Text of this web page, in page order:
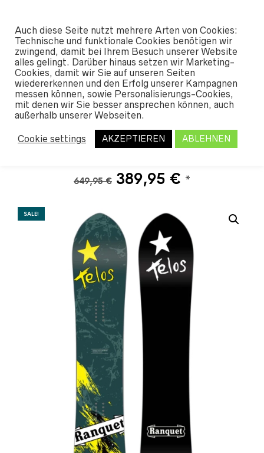
START/ SHOP/SNOWBOARDS/SNO
WBOARDS MEN/ TELOS RANQUET MY
STORY 2023
Telos Ranquet My Story
2023
649,95€ Ursprünglicher
649,95 €
389,95 € Aktueller
389,95 €.
*
SALE!
Auch diese Seite nutzt mehrere Arten von Cookies:
Technische und funktionale Cookies benötigen wir
zwingend, damit bei Ihrem Besuch unserer Website
alles gelingt. Darüber hinaus setzen wir Marketing-
Cookies, damit wir Sie auf unseren Seiten
wiedererkennen und den Erfolg unserer Kampagnen
messen können, sowie Personalisierungs-Cookies,
mit denen wir Sie besser ansprechen können, auch
außerhalb unserer Webseiten.
Cookie settings AKZEPTIEREN ABLEHNEN